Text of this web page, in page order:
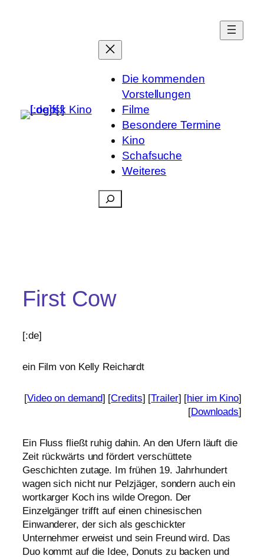
Die kommenden
Vorstellungen
Filme
Besondere Termine
Kino
Schafsuche
Weiteres
Suchen
First Cow
[:de]
ein Film von Kelly Reichardt
[Video on demand] [Credits] [Trailer] [hier im Kino]
[Downloads]
Ein Fluss fließt ruhig dahin. An den Ufern läuft die
Zeit rück­wärts und för­dert ver­schüt­te­te
Geschichten zuta­ge. Im frü­hen 19. Jahrhundert
wagen sich nicht nur Pelzjäger, son­dern auch ein
wort­kar­ger Koch ins wil­de Oregon. Der
Einzelgänger trifft auf einen chi­ne­si­schen
Einwanderer, der sich als geschick­ter
Unternehmer erweist und sein Freund wird. Das
Duo kommt auf die Idee, Donuts zu backen und